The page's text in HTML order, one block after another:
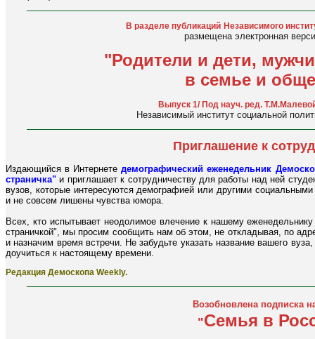
В разделе публикаций Независимого
размещена электронная
"Родители и дети,
в семье и
Выпуск 1/ Под науч. ред.
Независимый институт социальной
Приглашение к
Издающийся в Интернетедемографический еженедельник
страничка" и приглашает к сотрудничеству для работы над ней
вузов, которые интересуются демографией или другими
и не совсем лишены чувства юмора.
Всех, кто испытывает неодолимое влечение к нашему
страничкой", мы просим сообщить нам об этом, не откладывая, по
и назначим время встречи. Не забудьте указать название вашего
доучиться к настоящему времени.
Редакция Демоскопа Weekly.
Возобновлена подписка
"Семья в